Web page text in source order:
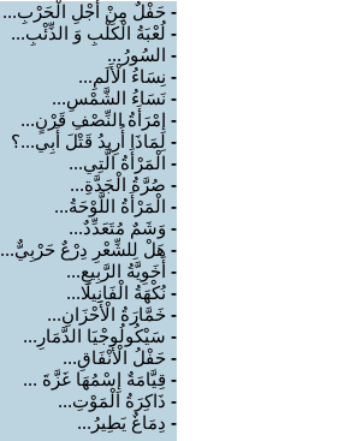
- حَفْلٌ مِنْ أَجْلِ الْحَرْبِ...
- لُعْبَةُ الْكَلْبِ وَ الذِّئْبِ...
- السُورُ...
- نِسَاءُ الْأَلَمِ...
- نَسَاءُ الشَّمْسِ...
- إِمْرَأَةُ النِّصْفِ قَرْنٍ...
- لِمَاذَا أُرِيدُ قَتْلَ أَبِي...؟
- الْمَرْأَةُ الَّتِي...
- صُرَّةُ الْجَدَّةِ...
- الْمَرْأَةُ اللَّوْحَةُ...
- وَشَمٌ مُتَعَدِّدٌ...
- هَلْ لِلشِّعْرِ دِرْعٌ حَرْبِيٌّ...
- أَخَوِيَّةُ الرَّبِيعِ...
- نُكْهَةُ الْفَانِيلَا...
- خَمَّارَةُ الْأَحْزَانِ...
- سَيْكُولُوجْيَا الدَّمَارِ...
- حَفْلُ الْأَنْفَاقِ...
- قِيَّامَةٌ إِسْمُهَا غَزَّةَ ...
- ذَاكِرَةُ الْمَوْتِ...
- دِمَاغٌ يَطِيرُ...